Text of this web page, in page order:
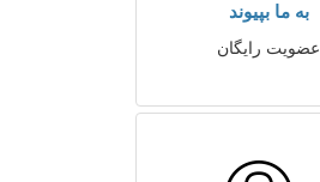
به ما بپیوند
عضویت رایگان